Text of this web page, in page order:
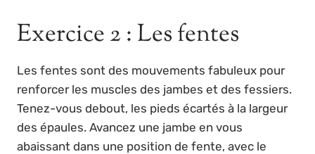
Exercice 2 : Les fentes
Les fentes sont des mouvements fabuleux pour
renforcer les muscles des jambes et des fessiers.
Tenez-vous debout, les pieds écartés à la largeur
des épaules. Avancez une jambe en vous
abaissant dans une position de fente, avec le